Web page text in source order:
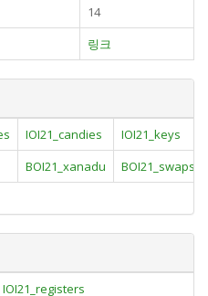
14
링크
IOI21_candies
IOI21_keys
BOI21_xanadu
BOI21_swaps
IOI21_registers